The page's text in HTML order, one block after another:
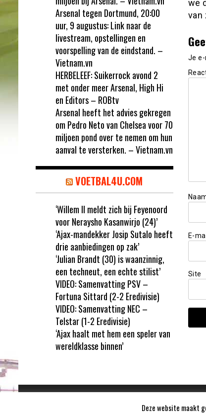
we
van
Je
E-
Site
Arsenal tegen Dortmund, 20:00
uur, 9 augustus: Link naar de
livestream, opstellingen en
voorspelling van de eindstand. –
Vietnam.vn
HERBELEEF: Suikerrock avond 2
met onder meer Arsenal, High Hi
en Editors – ROBtv
Arsenal heeft het advies gekregen
om Pedro Neto van Chelsea voor 70
miljoen pond over te nemen om hun
aanval te versterken. – Vietnam.vn
VOETBAL4U.COM
‘Willem II meldt zich bij Feyenoord
voor Neraysho Kasanwirjo (24)’
‘Ajax-mandekker Josip Sutalo heeft
drie aanbiedingen op zak’
‘Julian Brandt (30) is waanzinnig,
een techneut, een echte stilist’
VIDEO: Samenvatting PSV –
Fortuna Sittard (2-2 Eredivisie)
VIDEO: Samenvatting NEC –
Telstar (1-2 Eredivisie)
‘Ajax haalt met hem een speler van
wereldklasse binnen’
Deze website maakt